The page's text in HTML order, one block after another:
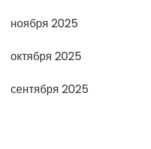
ноября 2025
октября 2025
сентября 2025